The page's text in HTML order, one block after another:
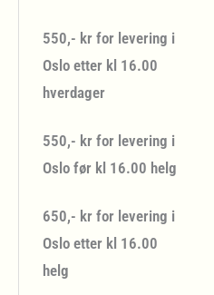
550,- kr for levering i
Oslo etter kl 16.00
hverdager
550,- kr for levering i
Oslo før kl 16.00 helg
650,- kr for levering i
Oslo etter kl 16.00
helg